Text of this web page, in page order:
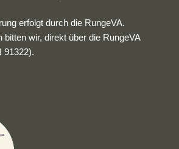
erfolgt durch die RungeVA.
bitten wir, direkt über die RungeVA
91322).